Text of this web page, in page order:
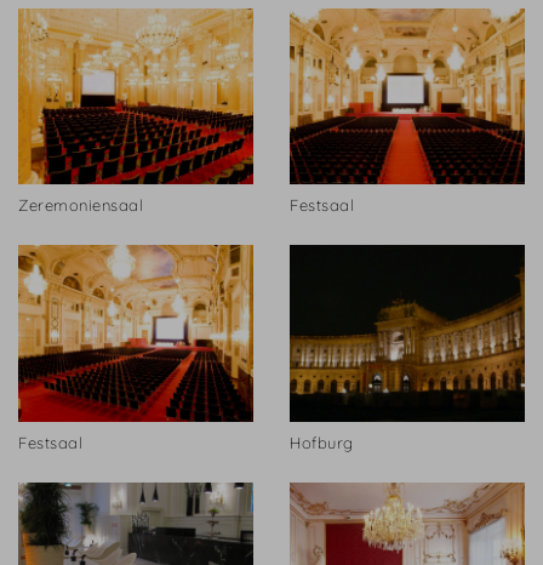
Zeremoniensaal Festsaal
Festsaal Hofburg